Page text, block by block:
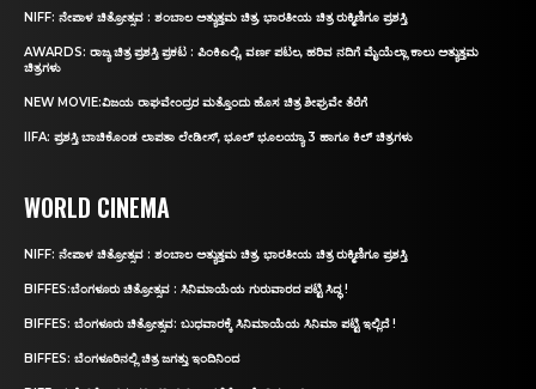
NIFF: ನೇಪಾಳ ಚಿತ್ರೋತ್ಸವ : ಶಂಬಾಲ ಅತ್ಯುತ್ತಮ ಚಿತ್ರ, ಭಾರತೀಯ ಚಿತ್ರ ರುಕ್ಮಿಣಿಗೂ ಪ್ರಶಸ್ತಿ
AWARDS: ರಾಜ್ಯ ಚಿತ್ರ ಪ್ರಶಸ್ತಿ ಪ್ರಕಟ : ಪಿಂಕಿಎಲ್ಲಿ, ವರ್ಣ ಪಟಲ, ಹರಿವ ನದಿಗೆ ಮೈಯೆಲ್ಲಾ ಕಾಲು ಅತ್ಯುತ್ತಮ
ಚಿತ್ರಗಳು
NEW MOVIE:ವಿಜಯ ರಾಘವೇಂದ್ರರ ಮತ್ತೊಂದು ಹೊಸ ಚಿತ್ರ ಶೀಘ್ರವೇ ತೆರೆಗೆ
IIFA: ಪ್ರಶಸ್ತಿ ಬಾಚಿಕೊಂಡ ಲಾಪತಾ ಲೇಡೀಸ್‌, ಭೂಲ್‌ ಭೂಲಯ್ಯಾ 3 ಹಾಗೂ ಕಿಲ್‌ ಚಿತ್ರಗಳು
WORLD CINEMA
NIFF: ನೇಪಾಳ ಚಿತ್ರೋತ್ಸವ : ಶಂಬಾಲ ಅತ್ಯುತ್ತಮ ಚಿತ್ರ, ಭಾರತೀಯ ಚಿತ್ರ ರುಕ್ಮಿಣಿಗೂ ಪ್ರಶಸ್ತಿ
BIFFES:ಬೆಂಗಳೂರು ಚಿತ್ರೋತ್ಸವ : ಸಿನಿಮಾಯೆಯ ಗುರುವಾರದ ಪಟ್ಟಿ ಸಿದ್ಧ !
BIFFES: ಬೆಂಗಳೂರು ಚಿತ್ರೋತ್ಸವ: ಬುಧವಾರಕ್ಕೆ ಸಿನಿಮಾಯೆಯ ಸಿನಿಮಾ ಪಟ್ಟಿ ಇಲ್ಲಿದೆ !
BIFFES: ಬೆಂಗಳೂರಿನಲ್ಲಿ ಚಿತ್ರ ಜಗತ್ತು ಇಂದಿನಿಂದ